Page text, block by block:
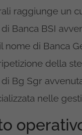
raggiunge un
Banca BSI
nome di Banca
della
Bg Sgr
nelle